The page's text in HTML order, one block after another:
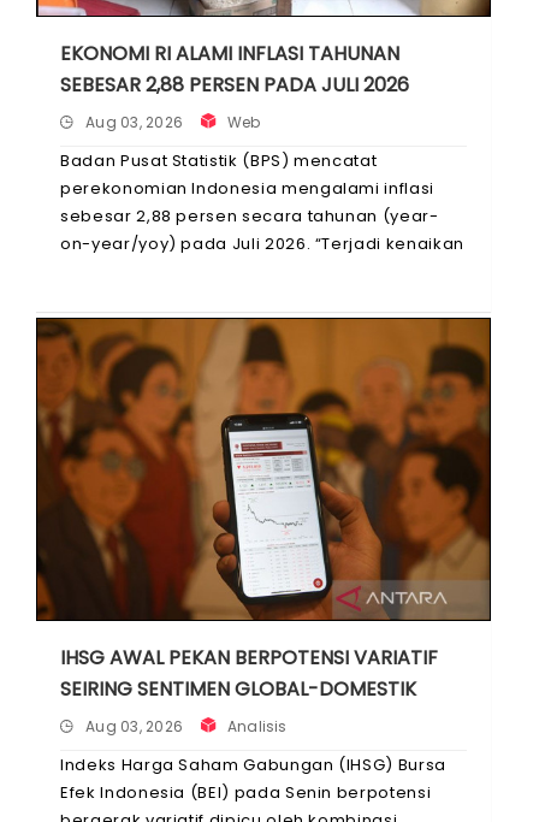
EKONOMI RI ALAMI INFLASI TAHUNAN
SEBESAR 2,88 PERSEN PADA JULI 2026
Aug 03, 2026 Web
Badan Pusat Statistik (BPS) mencatat
perekonomian Indonesia mengalami inflasi
sebesar 2,88 persen secara tahunan (year-
on-year/yoy) pada Juli 2026. “Terjadi kenaikan
IHSG AWAL PEKAN BERPOTENSI VARIATIF
SEIRING SENTIMEN GLOBAL-DOMESTIK
Aug 03, 2026 Analisis
Indeks Harga Saham Gabungan (IHSG) Bursa
Efek Indonesia (BEI) pada Senin berpotensi